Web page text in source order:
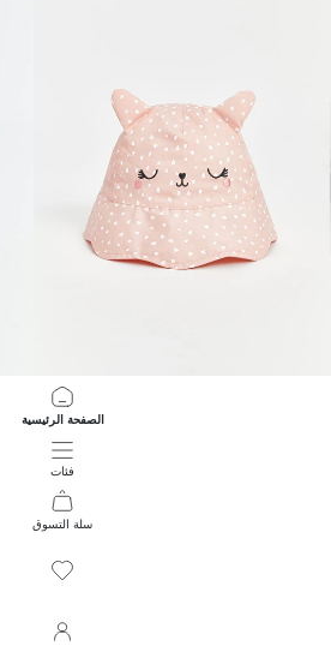
الصفحة الرئيسية
فئات
سلة التسوق
قبعة الدلو للبنات الرضع بتفاصيل الأذن